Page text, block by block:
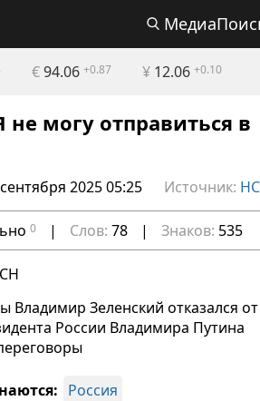
€94.06 +0.87 ¥ 12.06 +0.10
не могу отправиться в
2025 05:25 Источник:
0 | Слов: 78 | Знаков: 535
Владимир Зеленский отказался от
России Владимира Путина
Россия